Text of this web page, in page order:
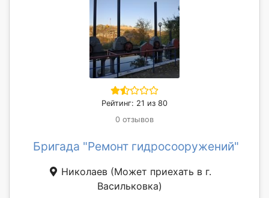
Рейтинг: 21 из 80
0 отзывов
Бригада "Ремонт гидросооружений"
Николаев (Может приехать в г.
Васильковка)